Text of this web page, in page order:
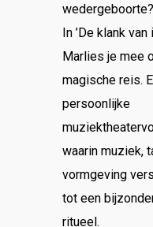
wedergeboorte?
In ’De klank van
Marlies je mee
magische reis.
persoonlijke
waarin muziek,
vormgeving
tot een
ritueel.